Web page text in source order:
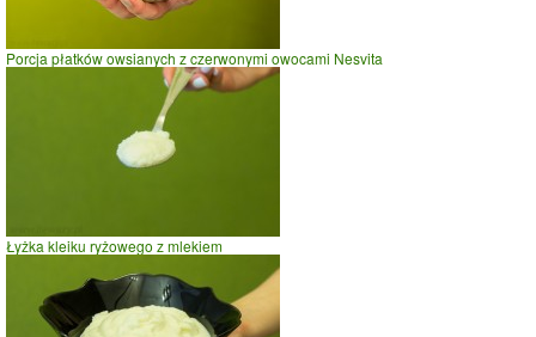
Porcja płatków owsianych z czerwonymi owocami Nesvita
Łyżka kleiku ryżowego z mlekiem